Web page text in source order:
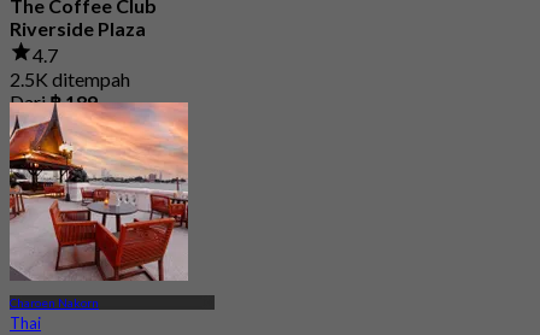
The Coffee Club
Riverside Plaza
4.7
2.5K ditempah
Dari฿ 189
Charoen Nakorn
Thai